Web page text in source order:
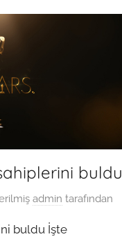
buldu
admin tarafından
buldu İşte